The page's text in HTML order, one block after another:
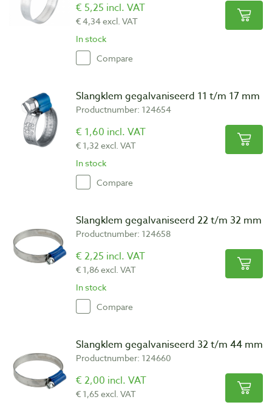
€ 5,25 incl. VAT
€ 4,34 excl. VAT
In stock
Compare
Slangklem gegalvaniseerd 11 t/m 17 mm
Productnumber: 124654
€ 1,60 incl. VAT
€ 1,32 excl. VAT
In stock
Compare
Slangklem gegalvaniseerd 22 t/m 32 mm
Productnumber: 124658
€ 2,25 incl. VAT
€ 1,86 excl. VAT
In stock
Compare
Slangklem gegalvaniseerd 32 t/m 44 mm
Productnumber: 124660
€ 2,00 incl. VAT
€ 1,65 excl. VAT